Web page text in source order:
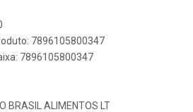
7896105800347
7896105800347
BRASIL ALIMENTOS LT